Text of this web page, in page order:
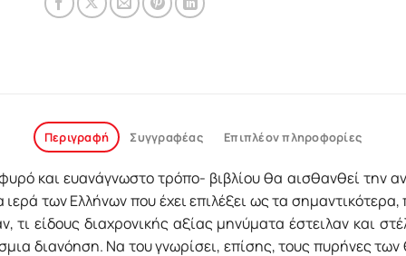
Περιγραφή Συγγραφέας Επιπλέον πληροφορίες
και ευανάγνωστο τρόπο- βιβλίου θα αισθανθεί την
των Ελλήνων που έχει επιλέξει ως τα σημαντικότερα,
είδους διαχρονικής αξίας μηνύματα έστειλαν και
διανόηση. Να του γνωρίσει, επίσης, τους πυρήνες